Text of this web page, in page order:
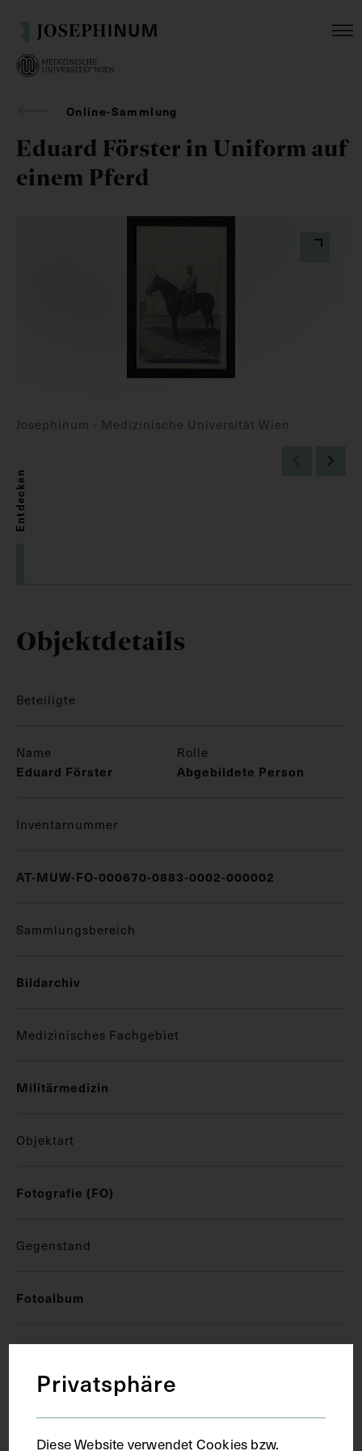
Online-Sammlung
Eduard Förster in Uniform auf
einem Pferd
Josephinum - Medizinische Universität Wien
Entdecken
Objektdetails
Beteiligte
Name Rolle
Eduard Förster Abgebildete Person
Inventarnummer
AT-MUW-FO-000670-0883-0002-000002
Sammlungsbereich
Bildarchiv
Medizinisches Fachgebiet
Militärmedizin
Objektart
Fotografie (FO)
Gegenstand
Fotoalbum
Datierung
Privatsphäre
Diese Website verwendet Cookies bzw.